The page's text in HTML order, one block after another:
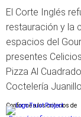
El Corte Inglés
restauración y la
espacios del
presentes
Pizza Al
Coctelería
Conforme a los criterios de